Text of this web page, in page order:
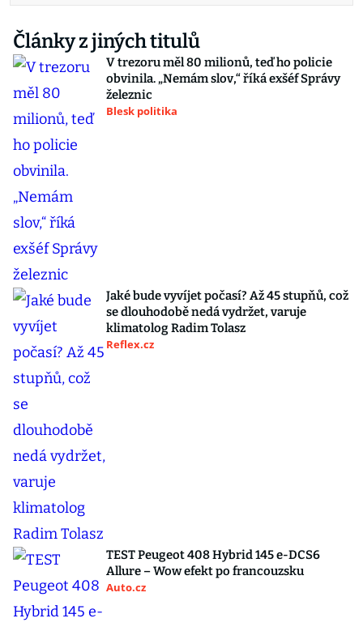
Články z jiných titulů
V trezoru měl 80 milionů, teď ho policie
obvinila. „Nemám slov,“ říká exšéf Správy
železnic
Blesk politika
Jaké bude vyvíjet počasí? Až 45 stupňů, což
se dlouhodobě nedá vydržet, varuje
klimatolog Radim Tolasz
Reflex.cz
TEST Peugeot 408 Hybrid 145 e-DCS6
Allure – Wow efekt po francouzsku
Auto.cz